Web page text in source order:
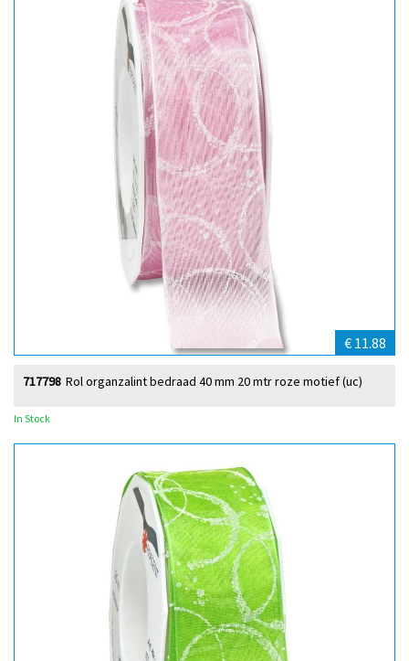
€ 11.88
Rol organzalint bedraad 40 mm 20 mtr roze motief (uc)
717798
In Stock